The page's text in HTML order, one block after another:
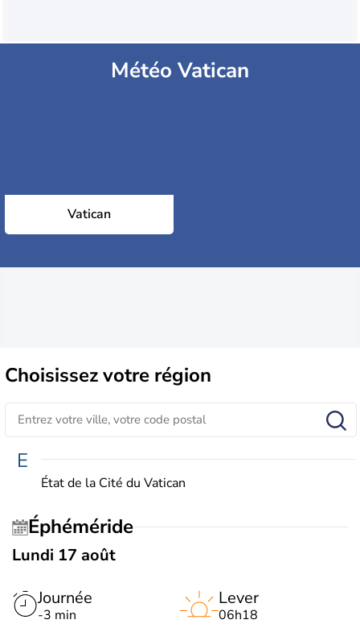
Météo Vatican
Vatican
Choisissezvotre région
E
État de la Cité du Vatican
Éphéméride
Lundi 17 août
Journée
-3 min
Lever
06h18